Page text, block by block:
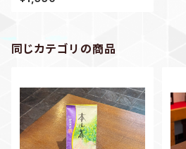
同じカテゴリの商品